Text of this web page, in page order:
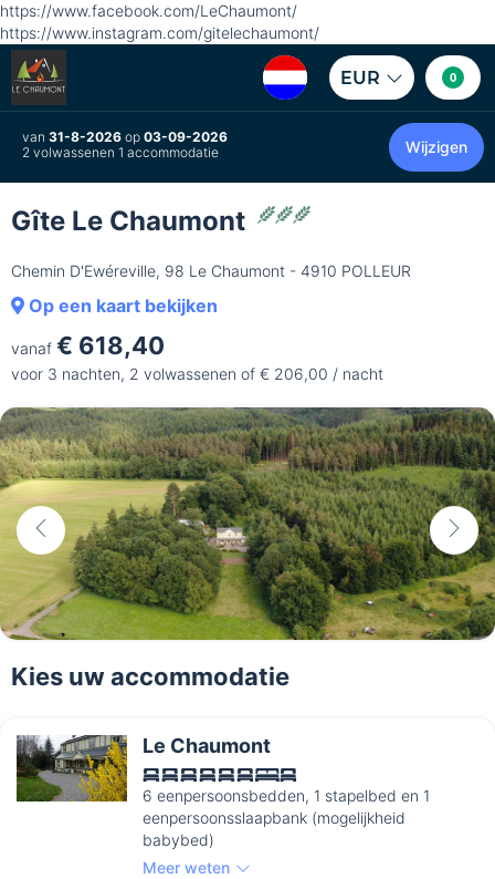
https://www.facebook.com/LeChaumont/
https://www.instagram.com/gitelechaumont/
EUR 0
van 31-8-2026 op 03-09-2026
2 volwassenen 1 accommodatie
Wijzigen
Gîte Le Chaumont
Chemin D'Ewéreville, 98 Le Chaumont - 4910 POLLEUR
Op een kaart bekijken
vanaf € 618,40
voor 3 nachten, 2 volwassenen of € 206,00 / nacht
Kies uw accommodatie
Le Chaumont
6 eenpersoonsbedden, 1 stapelbed en 1
eenpersoonsslaapbank (mogelijkheid
babybed)
Meer weten